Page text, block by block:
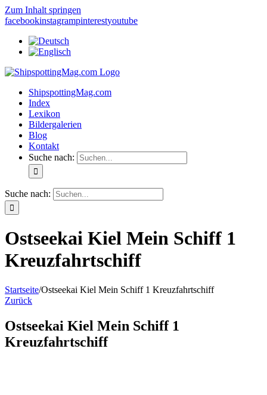
Zum Inhalt springen
facebookinstagrampinterestyoutube
ShipspottingMag.com
Index
Lexikon
Bildergalerien
Blog
Kontakt
Suche nach:
Suche nach:
Ostseekai Kiel Mein Schiff 1
Kreuzfahrtschiff
Startseite/Ostseekai Kiel Mein Schiff 1 Kreuzfahrtschiff
Zurück
Ostseekai Kiel Mein Schiff 1
Kreuzfahrtschiff